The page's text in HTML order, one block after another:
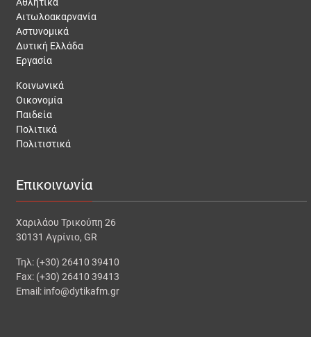
Αιτωλοακαρνανία
Αστυνομικά
Δυτική Ελλάδα
Εργασία
Κοινωνικά
Οικονομία
Παιδεία
Πολιτικά
Πολιτιστικά
Επικοινωνία
Χαριλάου Τρικούπη 26
30131 Αγρίνιο, GR
Τηλ: (+30) 26410 39410
Fax: (+30) 26410 39413
Email: info@dytikafm.gr